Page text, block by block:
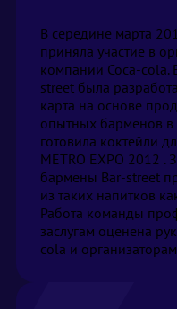
В середине марта
приняла участие в
компании Coca-
street была
карта на основе
опытных барменов в
готовила коктейли
METRO EXPO 2012 .
бармены Bar-street
из таких напитков
Работа команды
заслугам оценена
cola и